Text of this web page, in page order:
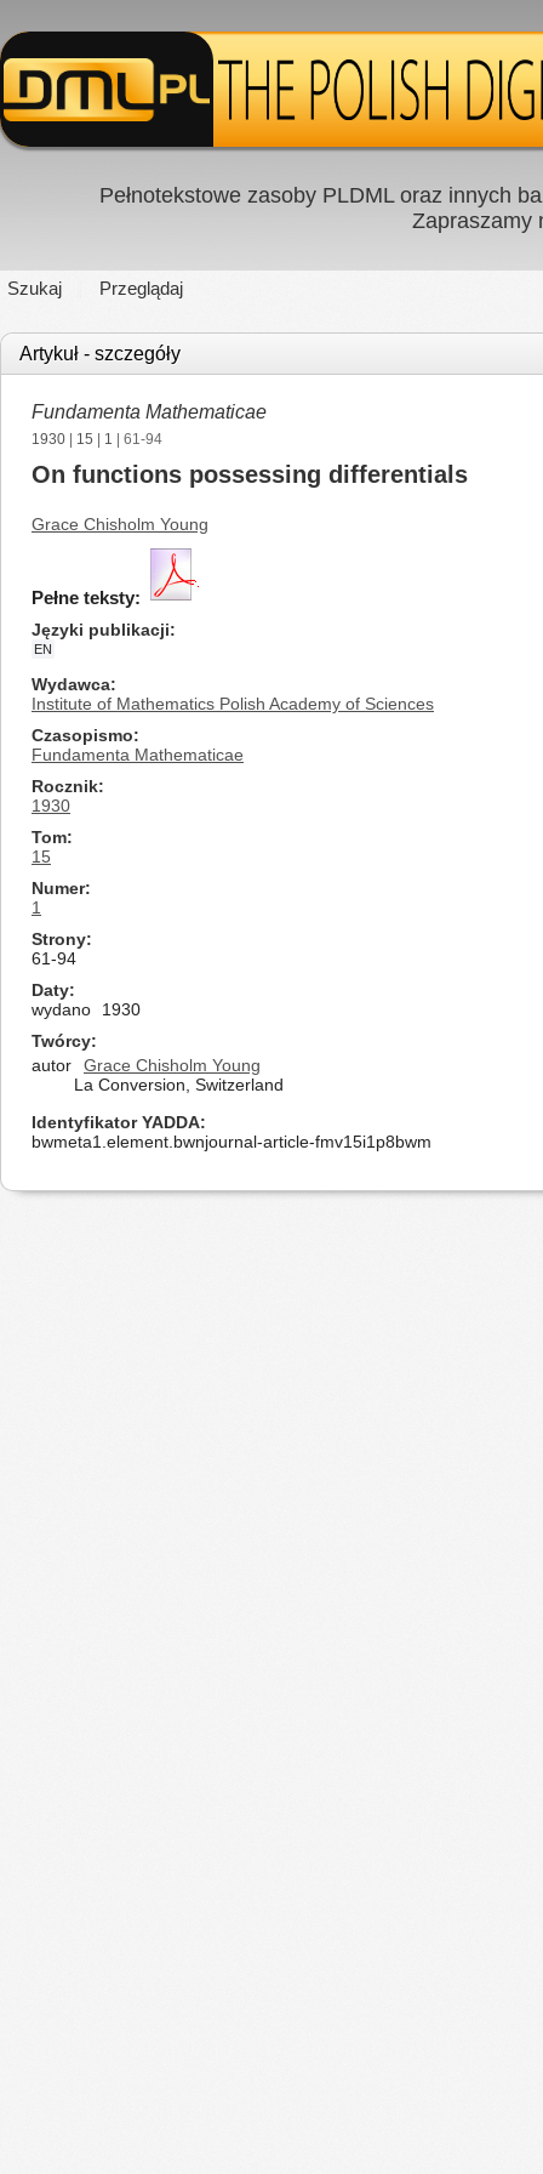
Pełnotekstowe zasoby PLDML oraz innych
Zapraszamy
Szukaj Przeglądaj
Artykuł - szczegóły
Fundamenta Mathematicae
1930 15 1 | 61-94
On functions possessing differentials
Grace Chisholm Young
Pełne teksty:
Języki publikacji
EN
Wydawca
Institute of Mathematics Polish Academy of Sciences
Czasopismo
Fundamenta Mathematicae
Rocznik
1930
Tom
15
Numer
1
Strony
61-94
Daty
wydano
1930
Twórcy
autor
Grace Chisholm Young
La Conversion, Switzerland
Identyfikator YADDA
bwmeta1.element.bwnjournal-article-fmv15i1p8bwm